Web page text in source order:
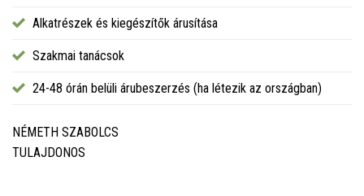
Alkatrészek és kiegészítők árusítása
Szakmai tanácsok
24-48 órán belüli árubeszerzés (ha létezik az országban)
NÉMETH SZABOLCS
TULAJDONOS